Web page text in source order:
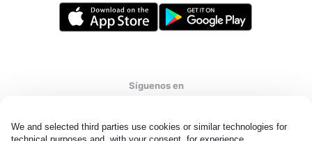
We and selected third parties use cookies or similar technologies for
technical purposes and, with your consent, for experience,
Síguenos en